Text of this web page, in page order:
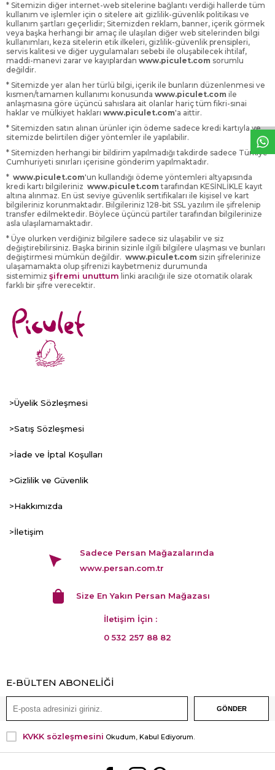
* Sitemizin diğer internet-web sitelerine bağlantı verdiği hallerde tüm
kullanım ve işlemler için o sitelere ait gizlilik-güvenlik politikası ve
kullanım şartları geçerlidir; Sitemizden reklam, banner, içerik görmek
veya başka herhangi bir amaç ile ulaşılan diğer web sitelerinden bilgi
kullanımları, keza sitelerin etik ilkeleri, gizlilik-güvenlik prensipleri,
servis kalitesi ve diğer uygulamaları sebebi ile oluşabilecek ihtilaf,
maddi-manevi zarar ve kayıplardan www.piculet.com sorumlu
değildir.
* Sitemizde yer alan her türlü bilgi, içerik ile bunların düzenlenmesi ve
kısmen/tamamen kullanımı konusunda www.piculet.com ile
anlaşmasına göre üçüncü sahıslara ait olanlar hariç tüm fikri-sınai
haklar ve mülkiyet hakları www.piculet.com'a aittir.
* Sitemizden satın alınan ürünler için ödeme sadece kredi kartıyla ve
sitemizde belirtilen diğer yöntemler ile yapılabilir.
* Sitemizden herhangi bir bildirim yapılmadığı takdirde sadece Türkiye
Cumhuriyeti sınırları içerisine gönderim yapılmaktadır.
* www.piculet.com'un kullandığı ödeme yöntemleri altyapısında
kredi kartı bilgileriniz www.piculet.com tarafından KESİNLİKLE kayıt
altına alınmaz. En üst seviye güvenlik sertifikaları ile kişisel ve kart
bilgileriniz korunmaktadır. Bilgileriniz 128-bit SSL yazılım ile şifrelenip
transfer edilmektedir. Böylece üçüncü partiler tarafından bilgilerinize
asla ulaşılamamaktadır.
* Üye olurken verdiğiniz bilgilere sadece siz ulaşabilir ve siz
değiştirebilirsiniz. Başka birinin sizinle ilgili bilgilere ulaşması ve bunları
değiştirmesi mümkün değildir. www.piculet.com sizin şifrelerinize
ulaşamamakta olup şifrenizi kaybetmeniz durumunda
sistemimiz şifremi unuttum linki aracılığı ile size otomatik olarak
farklı bir şifre verecektir.
>Üyelik Sözleşmesi
>Satış Sözleşmesi
>İade ve İptal Koşulları
>Gizlilik ve Güvenlik
>Hakkımızda
>İletişim
Sadece Persan Mağazalarında
www.persan.com.tr
Size En Yakın Persan Mağazası
İletişim İçin :
0 532 257 88 82
E-BÜLTEN ABONELİĞİ
KVKK sözleşmesini Okudum, Kabul Ediyorum.